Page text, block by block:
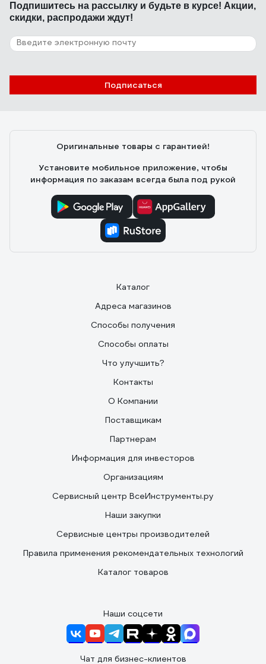
Подпишитесь на рассылку и будьте в курсе! Акции,
скидки, распродажи ждут!
Подписаться
Оригинальные товары с гарантией!
Установите мобильное приложение, чтобы
информация по заказам всегда была под рукой
Каталог
Адреса магазинов
Способы получения
Способы оплаты
Что улучшить?
Контакты
О Компании
Поставщикам
Партнерам
Информация для инвесторов
Организациям
Сервисный центр ВсеИнструменты.ру
Наши закупки
Сервисные центры производителей
Правила применения рекомендательных технологий
Каталог товаров
Наши соцсети
Чат для бизнес-клиентов